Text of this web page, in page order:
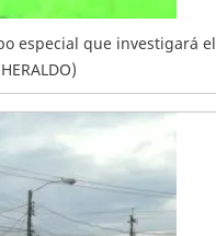
especial que investigará el